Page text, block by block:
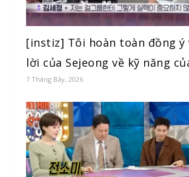
[instiz] Tôi hoàn toàn đồng ý
lời của Sejeong về kỹ năng
7 Tháng Bảy, 2026